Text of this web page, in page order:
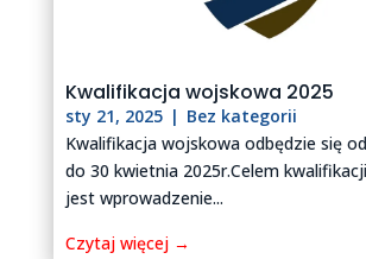
Kwalifikacja wojskowa 2025
sty 21, 2025 | Bez kategorii
Kwalifikacja wojskowa odbędzie się
do 30 kwietnia 2025r.Celem
jest wprowadzenie...
Czytaj więcej →